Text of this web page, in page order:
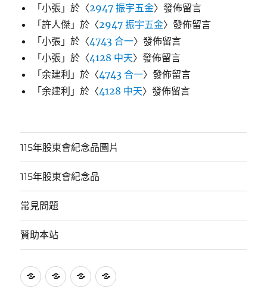
「小張 」於〈2947 振宇五金〉發佈留言
「許人傑 」於〈2947 振宇五金〉發佈留言
「小張 」於〈4743 合一〉發佈留言
「小張 」於〈4128 中天〉發佈留言
「余建利 」於〈4743 合一〉發佈留言
「余建利 」於〈4128 中天〉發佈留言
115年股東會紀念品圖片
115年股東會紀念品
常見問題
贊助本站
115
115
常
贊